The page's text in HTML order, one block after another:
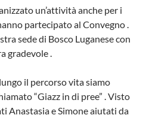
un’attività anche per i
partecipato al Convegno .
sede di Bosco Luganese con
gradevole .
il percorso vita siamo
“Giazz in di pree” . Visto
Anastasia e Simone aiutati da